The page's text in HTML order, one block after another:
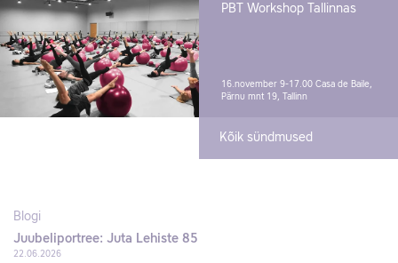
PBT Workshop Tallinnas
16.november 9-17.00 Casa de Baile,
Pärnu mnt 19, Tallinn
Kõik sündmused
Blogi
Juubeliportree: Juta Lehiste 85
22.06.2026